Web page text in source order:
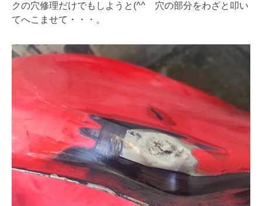
クの穴修理だけでもしようと(^^ 穴の部分をわざと叩い
てへこませて・・・。